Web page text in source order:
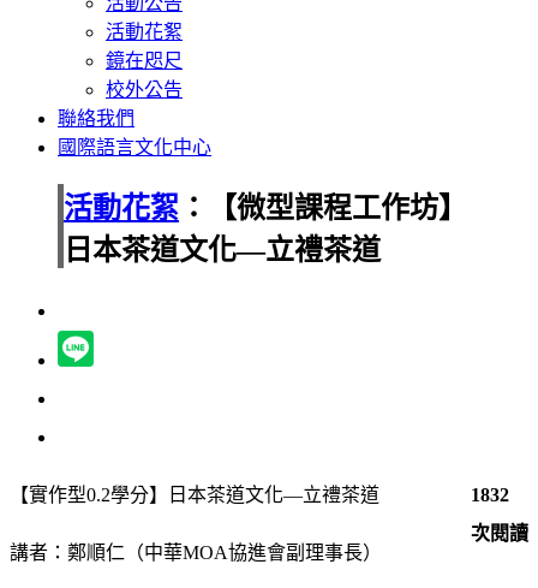
活動花絮
鏡在咫尺
校外公告
聯絡我們
國際語言文化中心
活動花絮 ：【微型課程工作坊】
日本茶道文化—立禮茶道
1832
次閱讀
【實作型0.2學分】日本茶道文化—立禮茶道
講者：鄭順仁（中華MOA協進會副理事長）